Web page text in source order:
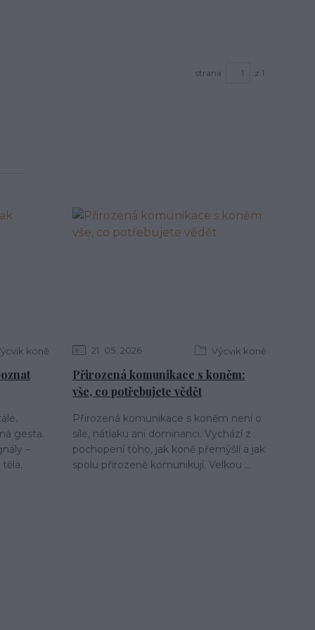
strana z 1
koně
gesta.
–
21 05 2026 Výcvik koně
Přirozená komunikace s koněm:
vše, co potřebujete vědět
Přirozená komunikace s koněm není o
síle, nátlaku ani dominanci. Vychází z
pochopení toho, jak koně přemýšlí a jak
spolu přirozeně komunikují. Velkou ...